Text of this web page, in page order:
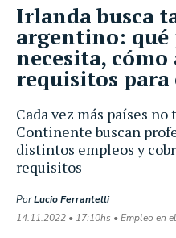
Cada vez más países
Continente buscan
distintos empleos y
requisitos
PorLucio Ferrantelli
14.11.2022 • 17:10hs • Empleo en
Irlanda busca
argentino: qué
necesita,
requisitos